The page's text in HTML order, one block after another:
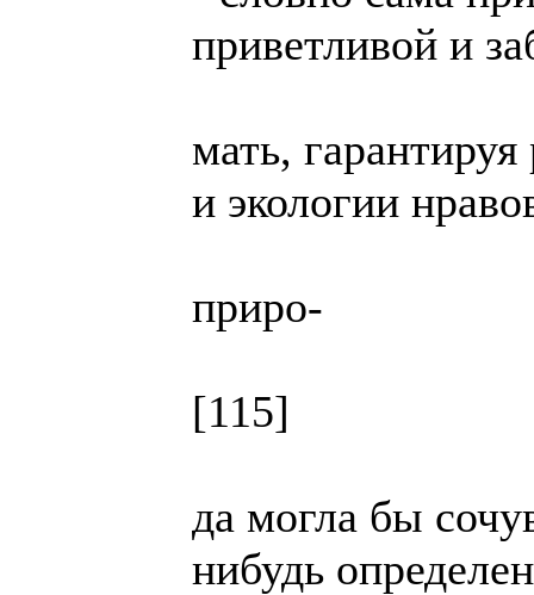
приветливой и
мать, гарантируя
и экологии
приро-
[115]
да могла бы
нибудь